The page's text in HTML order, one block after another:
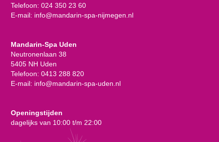
Telefoon: 024 350 23 60
E-mail: info@mandarin-spa-nijmegen.nl
Mandarin-Spa Uden
Neutronenlaan 38
5405 NH Uden
Telefoon: 0413 288 820
E-mail: info@mandarin-spa-uden.nl
Openingstijden
dagelijks van 10:00 t/m 22:00